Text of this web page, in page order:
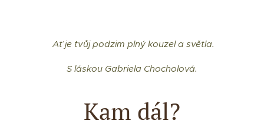
🍂 Ať je tvůj podzim plný kouzel a světla.🍂
S láskou Gabriela Chocholová.
Kam dál?